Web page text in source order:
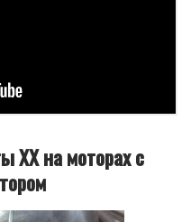
ХХ на моторах с